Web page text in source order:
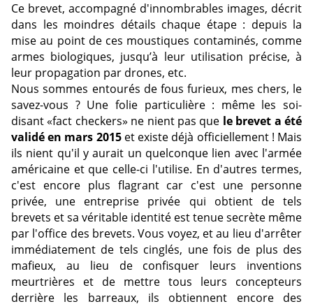
Ce brevet, accompagné d'innombrables images, décrit
dans les moindres détails chaque étape : depuis la
mise au point de ces moustiques contaminés, comme
armes biologiques, jusqu’à leur utilisation précise, à
leur propagation par drones, etc.
Nous sommes entourés de fous furieux, mes chers, le
savez-vous ? Une folie particulière : même les soi-
disant «fact checkers» ne nient pas que le brevet a été
validé en mars 2015et existe déjà officiellement ! Mais
ils nient qu'il y aurait un quelconque lien avec l'armée
américaine et que celle-ci l'utilise. En d'autres termes,
c'est encore plus flagrant car c'est une personne
privée, une entreprise privée qui obtient de tels
brevets et sa véritable identité est tenue secrète même
par l'office des brevets.Vous voyez, et au lieu d'arrêter
immédiatement de tels cinglés, une fois de plus des
mafieux, au lieu de confisquer leurs inventions
meurtrières et de mettre tous leurs concepteurs
derrière les barreaux, ils obtiennent encore des